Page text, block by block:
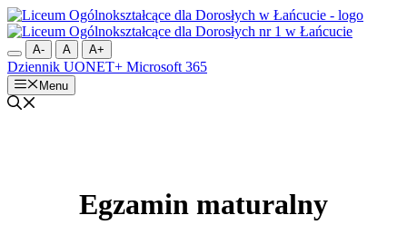
Przejdź
do
treściA- A A+
Dziennik UONET+ Microsoft 365
Menu
Egzamin maturalny